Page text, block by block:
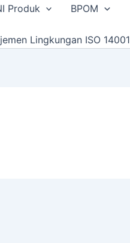
Produk
BPOM
Lingkungan ISO 14001